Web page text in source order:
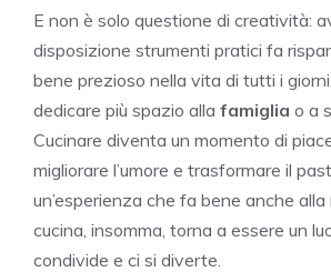
E non è solo questione di creatività:
disposizione strumenti pratici fa
bene prezioso nella vita di tutti i
dedicare più spazio alla famiglia o a
Cucinare diventa un momento di
migliorare l’umore e trasformare il
un’esperienza che fa bene anche
cucina, insomma, torna a essere un
condivide e ci si diverte.